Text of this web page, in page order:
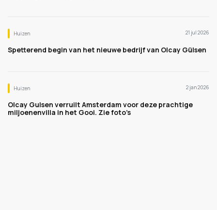
Huizen 21 jul 2026
Spetterend begin van het nieuwe bedrijf van Olcay Gülsen
Huizen 2 jan 2026
Olcay Gulsen verruilt Amsterdam voor deze prachtige
miljoenenvilla in het Gooi. Zie foto’s